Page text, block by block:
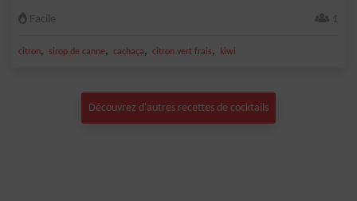
Facile 1
citron, sirop de canne, cachaça, citron vert frais, kiwi
Découvrez d'autres recettes de cocktails